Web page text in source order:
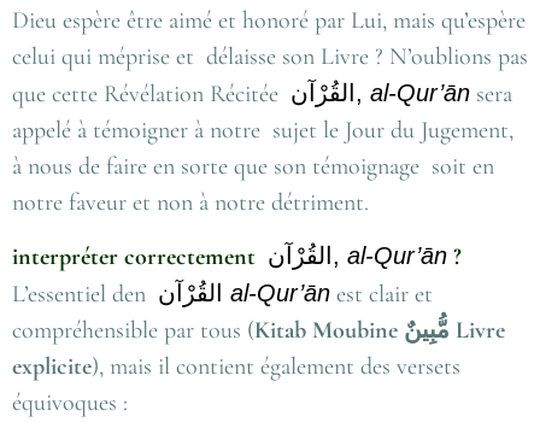
Dieu espère être aimé et honoré par Lui, mais qu’espère
celui qui méprise et délaisse son Livre ? N’oublions pas
que cette Révélation Récitée القُرْآن, al-Qur’ān sera
appelé à témoigner à notre sujet le Jour du Jugement,
à nous de faire en sorte que son témoignage soit en
notre faveur et non à notre détriment.
interpréter correctement القُرْآن, al-Qur’ān ?
L’essentiel den القُرْآن al-Qur’ān est clair et
compréhensible par tous (Kitab Moubine مُّبِينٌ Livre
explicite), mais il contient également des versets
équivoques :